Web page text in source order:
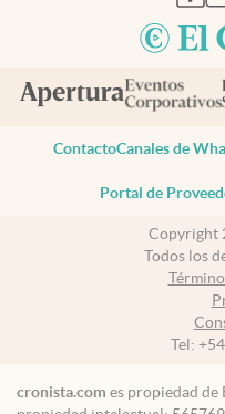
ContactoCanales de
Portal de
Copyright
Todos los
Tel:
cronista.com es propiedad de